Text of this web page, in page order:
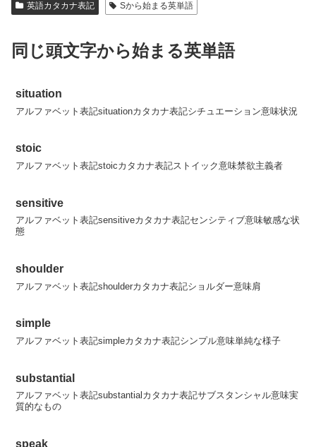
英語カタカナ表記 Sから始まる英単語
同じ頭文字から始まる英単語
situation
アルファベット表記situationカタカナ表記シチュエーション意味状況
stoic
アルファベット表記stoicカタカナ表記ストイック意味禁欲主義者
sensitive
アルファベット表記sensitiveカタカナ表記センシティブ意味敏感な状
態
shoulder
アルファベット表記shoulderカタカナ表記ショルダー意味肩
simple
アルファベット表記simpleカタカナ表記シンプル意味単純な様子
substantial
アルファベット表記substantialカタカナ表記サブスタンシャル意味実
質的なもの
speak